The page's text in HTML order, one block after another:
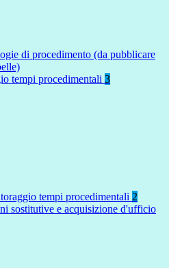
di procedimento (da pubblicare
tempi procedimentali 3
tempi procedimentali 2
sostitutive e acquisizione d'ufficio